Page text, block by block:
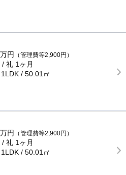
万円 （管理費等2,900円）
礼 1ヶ月
/ 50.01㎡
万円 （管理費等2,900円）
礼 1ヶ月
/ 50.01㎡